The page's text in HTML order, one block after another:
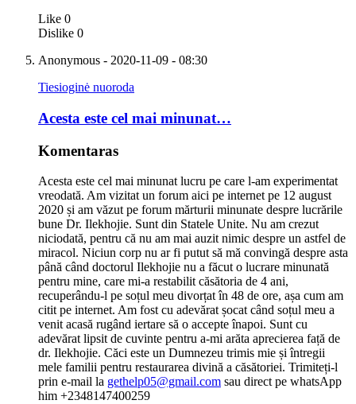
Like 0
Dislike 0
Anonymous - 2020-11-09 - 08:30
Tiesioginė nuoroda
Acesta este cel mai minunat…
Komentaras
Acesta este cel mai minunat lucru pe care l-am experimentat
vreodată. Am vizitat un forum aici pe internet pe 12 august
2020 și am văzut pe forum mărturii minunate despre lucrările
bune Dr. Ilekhojie. Sunt din Statele Unite. Nu am crezut
niciodată, pentru că nu am mai auzit nimic despre un astfel de
miracol. Niciun corp nu ar fi putut să mă convingă despre asta
până când doctorul Ilekhojie nu a făcut o lucrare minunată
pentru mine, care mi-a restabilit căsătoria de 4 ani,
recuperându-l pe soțul meu divorțat în 48 de ore, așa cum am
citit pe internet. Am fost cu adevărat șocat când soțul meu a
venit acasă rugând iertare să o accepte înapoi. Sunt cu
adevărat lipsit de cuvinte pentru a-mi arăta aprecierea față de
dr. Ilekhojie. Căci este un Dumnezeu trimis mie și întregii
mele familii pentru restaurarea divină a căsătoriei. Trimiteți-l
prin e-mail la gethelp05@gmail.com sau direct pe whatsApp
him +2348147400259